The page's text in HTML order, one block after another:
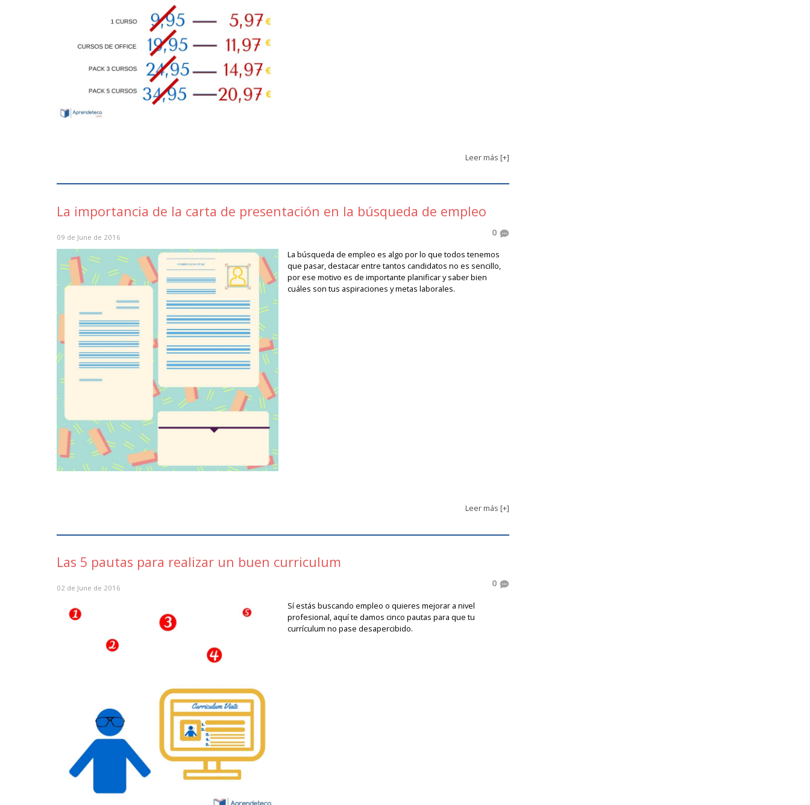
Leer más [+]
La importancia de la carta de presentación en la búsqueda de empleo
09 de June de 2016 0
La búsqueda de empleo es algo por lo que todos tenemos
que pasar, destacar entre tantos candidatos no es sencillo,
por ese motivo es de importante planificar y saber bien
cuáles son tus aspiraciones y metas laborales.
Leer más [+]
Las 5 pautas para realizar un buen curriculum
02 de June de 2016 0
Sí estás buscando empleo o quieres mejorar a nivel
profesional, aquí te damos cinco pautas para que tu
currículum no pase desapercibido.